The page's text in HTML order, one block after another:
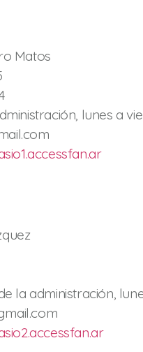
Matos
lunes a
la administración,